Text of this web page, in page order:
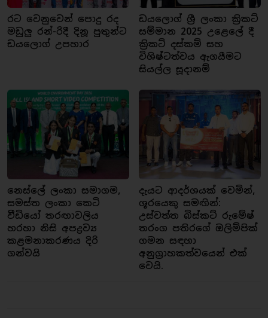
රට වෙනුවෙන් පොදු රද
මඩුලු රන්-රිදී දිනූ පුතුන්ට
ඩයලොග් උපහාර
ඩයලොග් ශ්‍රී ලංකා ක්‍රිකට්
සම්මාන 2025 උළෙලේ දී
ක්‍රිකට් දස්කම් සහ
විශිෂ්ටත්වය ඇගයීමට
සියල්ල සූදානම්
නෙස්ලේ ලංකා සමාගම,
සමස්ත ලංකා කෙටි
වීඩියෝ තරඟාවලිය
හරහා නිසි අපද්‍රව්‍ය
කළමනාකරණය දිරි
ගන්වයි
දැයට ආදර්ශයක් වෙමින්,
ශූරයෙකු සමඟින්:
උස්වත්ත බිස්කට් රුමේෂ්
තරංග පතිරගේ ඔලිම්පික්
ගමන සඳහා
අනුග්‍රාහකත්වයෙන් එක්
වෙයි.